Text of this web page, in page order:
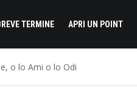
TERMINE APRI UN POINT
o lo Ami o lo Odi